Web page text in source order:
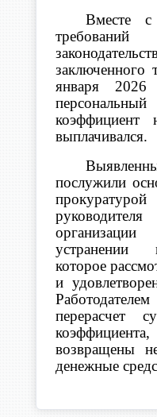
Вместе
заключенного
января 2026
коэффициент
выплачивался.
послужили
устранении
которое
и
перерасчет
возвращены
денежные